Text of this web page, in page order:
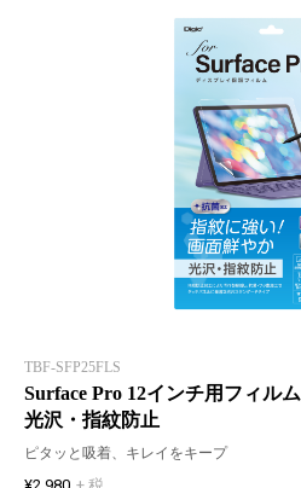
TBF-SFP25FLS
Surface Pro 12インチ用フィルム
光沢・指紋防止
ピタッと吸着、キレイをキープ